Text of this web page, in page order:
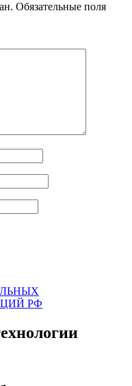
Обязательные поля